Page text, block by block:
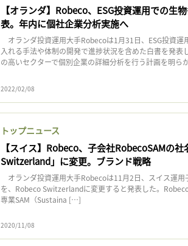
【オランダ】Robeco、ESG投資運用での生
表。年内に個社企業分析実施へ
オランダ投資運用大手Robecoは1月31日、ESG投資運
入れる手法や体制の開発で進捗状況を含めた白書を発表
の高いセクターで個別企業の詳細分析を行う計画を明ら
2022/02/08
トップニュース
【スイス】Robeco、子会社RobecoSAMの
Switzerland」に変更。ブランド戦略
オランダ投資運用大手Robecoは11月2日、スイス運用
を、Robeco Switzerlandに変更すると発表した。
専業SAM（Sustaina […]
2020/11/08